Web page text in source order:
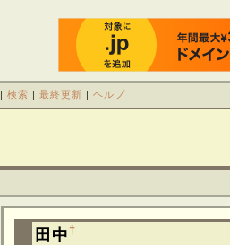
| 検索 | 最終更新 | ヘルプ
田中 †